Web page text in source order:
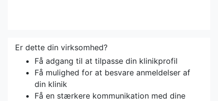
Er dette din virksomhed?
Få adgang til at tilpasse din klinikprofil
Få mulighed for at besvare anmeldelser af
din klinik
Få en stærkere kommunikation med dine